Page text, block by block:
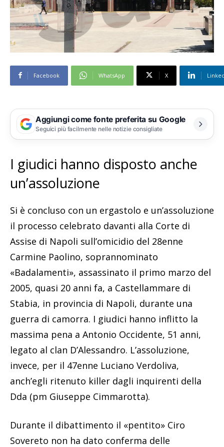
Facebook WhatsApp X
Aggiungi come fonte preferita su Google
Seguici più facilmente nelle notizie consigliate
I giudici hanno disposto anche
un’assoluzione
Si è concluso con un ergastolo e un’assoluzione
il processo celebrato davanti alla Corte di
Assise di Napoli sull’omicidio del 28enne
Carmine Paolino, soprannominato
«Badalamenti», assassinato il primo marzo del
2005, quasi 20 anni fa, a Castellammare di
Stabia, in provincia di Napoli, durante una
guerra di camorra. I giudici hanno inflitto la
massima pena a Antonio Occidente, 51 anni,
legato al clan D’Alessandro. L’assoluzione,
invece, per il 47enne Luciano Verdoliva,
anch’egli ritenuto killer dagli inquirenti della
Dda (pm Giuseppe Cimmarotta).
Durante il dibattimento il «pentito» Ciro
Sovereto non ha dato conferma delle